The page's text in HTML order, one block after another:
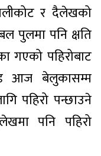
र दैलेखको
पुलमा पनि क्षति
गएको पहिरोबाट
आज बेलुकासम्म
पहिरो पन्छाउने
पनि पहिरो